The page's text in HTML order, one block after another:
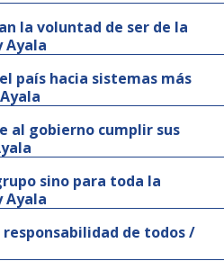
la voluntad de ser de la
Ayala
país hacia sistemas más
al gobierno cumplir sus
sino para toda la
Ayala
de todos /